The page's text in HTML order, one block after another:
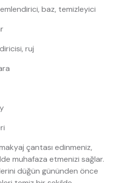
baz, temizleyici
ruj
çantası edinmeniz,
muhafaza etmenizi sağlar.
düğün gününden önce